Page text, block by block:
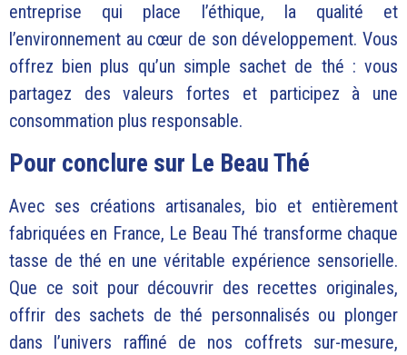
entreprise qui place l’éthique, la qualité et
l’environnement au cœur de son développement. Vous
offrez bien plus qu’un simple sachet de thé : vous
partagez des valeurs fortes et participez à une
consommation plus responsable.
Pour conclure sur Le Beau Thé
Avec ses créations artisanales, bio et entièrement
fabriquées en France, Le Beau Thé transforme chaque
tasse de thé en une véritable expérience sensorielle.
Que ce soit pour découvrir des recettes originales,
offrir des sachets de thé personnalisés ou plonger
dans l’univers raffiné de nos coffrets sur-mesure,